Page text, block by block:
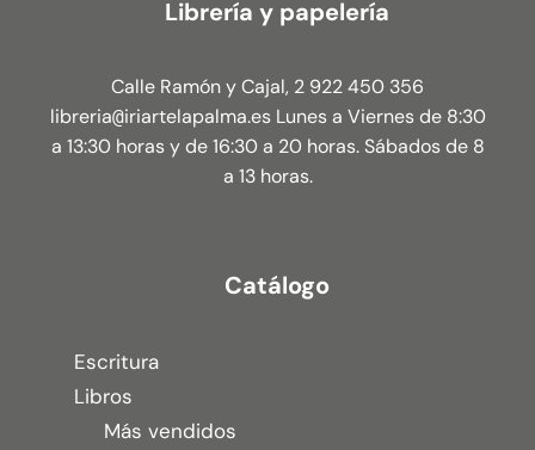
Librería y papelería
Calle Ramón y Cajal, 2 922 450 356
libreria@iriartelapalma.es Lunes a Viernes de 8:30
a 13:30 horas y de 16:30 a 20 horas. Sábados de 8
a 13 horas.
Catálogo
Escritura
Libros
Más vendidos